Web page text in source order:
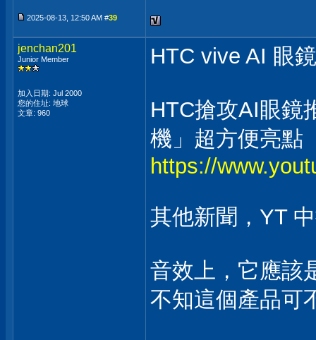
2025-08-13, 12:50 AM #39
jenchan201
Junior Member
加入日期: Jul 2000
您的住址: 地球
文章: 960
HTC vive AI 眼鏡
HTC搶攻AI眼鏡
機」超方便亮點
https://
其他新聞，YT
音效上，它應該
不知這個產品可